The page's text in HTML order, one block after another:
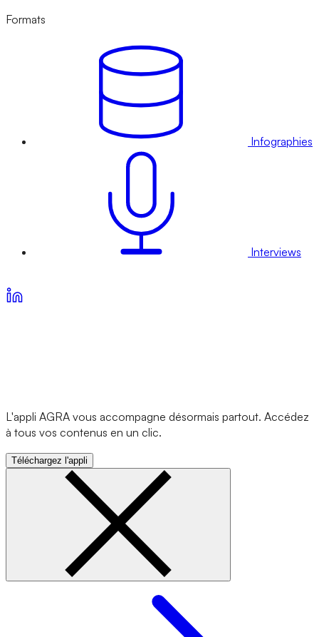
Formats
Infographies
Interviews
L'appli AGRA vous accompagne désormais partout. Accédez
à tous vos contenus en un clic.
Téléchargez l'appli